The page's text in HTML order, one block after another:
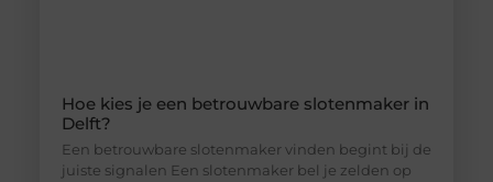
Hoe kies je een betrouwbare slotenmaker in
Delft?
Een betrouwbare slotenmaker vinden begint bij de
juiste signalen Een slotenmaker bel je zelden op